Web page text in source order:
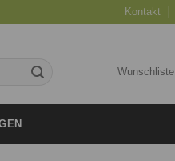
Kontakt
Wunschliste